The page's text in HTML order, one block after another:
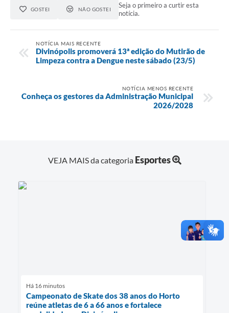
GOSTEI NÃO GOSTEI
Seja o primeiro a curtir esta
notícia.
NOTÍCIA MAIS RECENTE
Divinópolis promoverá 13ª edição do Mutirão de
Limpeza contra a Dengue neste sábado (23/5)
NOTÍCIA MENOS RECENTE
Conheça os gestores da Administração Municipal
2026/2028
VEJA MAIS da categoria Esportes
Há 16 minutos
Campeonato de Skate dos 38 anos do Horto
reúne atletas de 6 a 66 anos e fortalece